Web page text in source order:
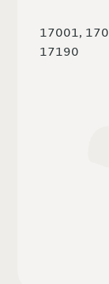
17001,
17190